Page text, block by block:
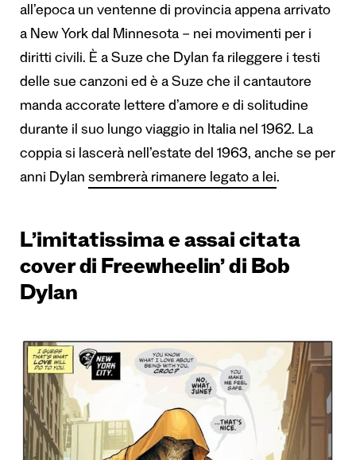
all’epoca un ventenne di provincia appena arrivato
a New York dal Minnesota – nei movimenti per i
diritti civili. È a Suze che Dylan fa rileggere i testi
delle sue canzoni ed è a Suze che il cantautore
manda accorate lettere d’amore e di solitudine
durante il suo lungo viaggio in Italia nel 1962. La
coppia si lascerà nell’estate del 1963, anche se per
anni Dylan sembrerà rimanere legato a lei.
L’imitatissima e assai citata
cover di Freewheelin’ di Bob
Dylan